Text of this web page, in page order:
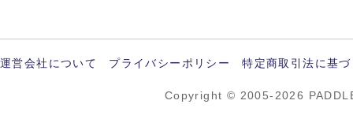
運営会社について プライバシーポリシー 特定商取引法に基
Copyright © 2005-2026